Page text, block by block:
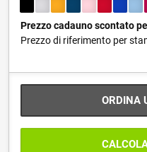
Prezzo cadauno scontato
Prezzo di riferimento per
ORDINA